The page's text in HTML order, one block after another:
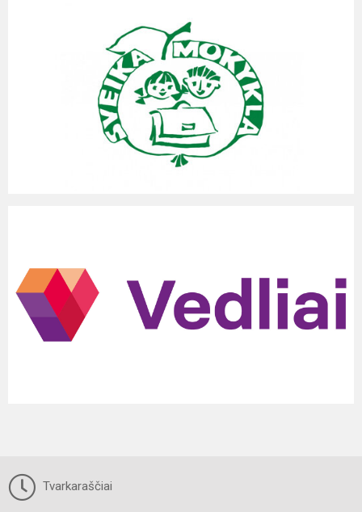
Tvarkaraščiai